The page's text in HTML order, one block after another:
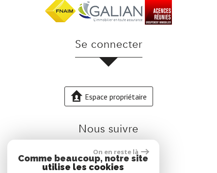
se connecter
Espace propriétaire
nous suivre
On en reste là
Comme beaucoup, notre site
utilise les cookies